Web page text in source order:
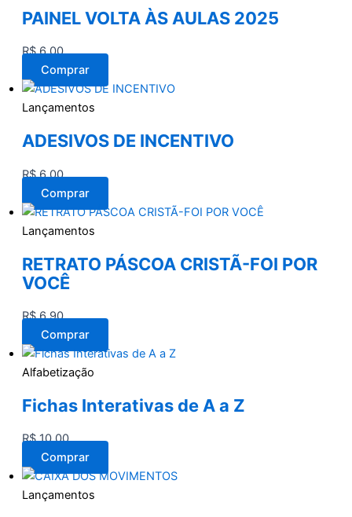
PAINEL VOLTA ÀS AULAS 2025
R$6,00
Comprar
Lançamentos
ADESIVOS DE INCENTIVO
R$6,00
Comprar
Lançamentos
RETRATO PÁSCOA CRISTÃ-FOI POR
VOCÊ
R$6,90
Comprar
Alfabetização
Fichas Interativas de A a Z
R$10,00
Comprar
Lançamentos